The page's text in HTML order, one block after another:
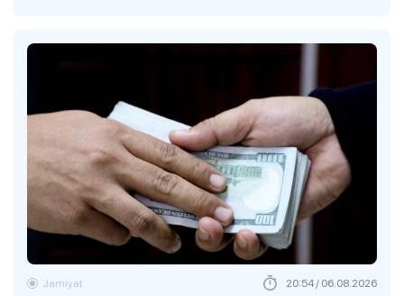
Jamiyat 20:54 / 06.08.2026